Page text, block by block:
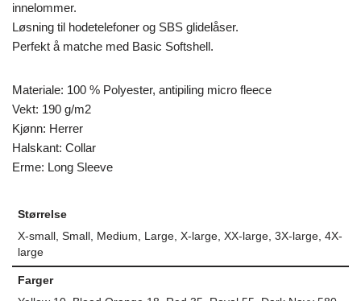
innelommer.
Løsning til hodetelefoner og SBS glidelåser.
Perfekt å matche med Basic Softshell.
Materiale: 100 % Polyester, antipiling micro fleece
Vekt: 190 g/m2
Kjønn: Herrer
Halskant: Collar
Erme: Long Sleeve
Størrelse
X-small, Small, Medium, Large, X-large, XX-large, 3X-large, 4X-
large
Farger